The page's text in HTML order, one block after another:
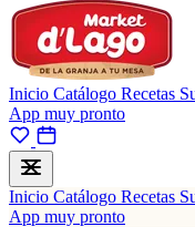
Inicio Catálogo Recetas
App muy pronto
Inicio Catálogo Recetas
App muy pronto